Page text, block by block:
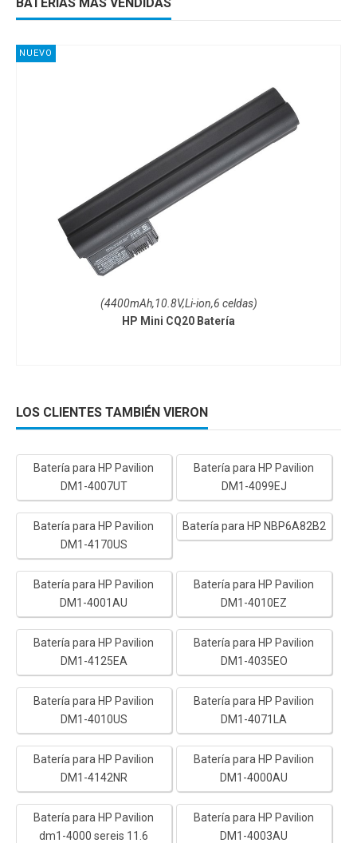
NUEVO
(4400mAh,10.8V,Li-ion,6 celdas)
HP Mini CQ20 Batería
LOS CLIENTES TAMBIÉN VIERON
Batería para HP Pavilion
DM1-4007UT
Batería para HP Pavilion
DM1-4099EJ
Batería para HP Pavilion
DM1-4170US
Batería para HP NBP6A82B2
Batería para HP Pavilion
DM1-4001AU
Batería para HP Pavilion
DM1-4010EZ
Batería para HP Pavilion
DM1-4125EA
Batería para HP Pavilion
DM1-4035EO
Batería para HP Pavilion
DM1-4010US
Batería para HP Pavilion
DM1-4071LA
Batería para HP Pavilion
DM1-4142NR
Batería para HP Pavilion
DM1-4000AU
Batería para HP Pavilion
dm1-4000 sereis 11.6
Batería para HP Pavilion
DM1-4003AU